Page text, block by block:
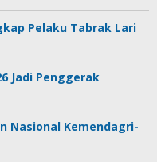
Pelaku Tabrak Lari
Jadi Penggerak
Nasional Kemendagri-